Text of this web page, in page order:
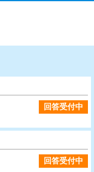
回答受付中
回答受付中